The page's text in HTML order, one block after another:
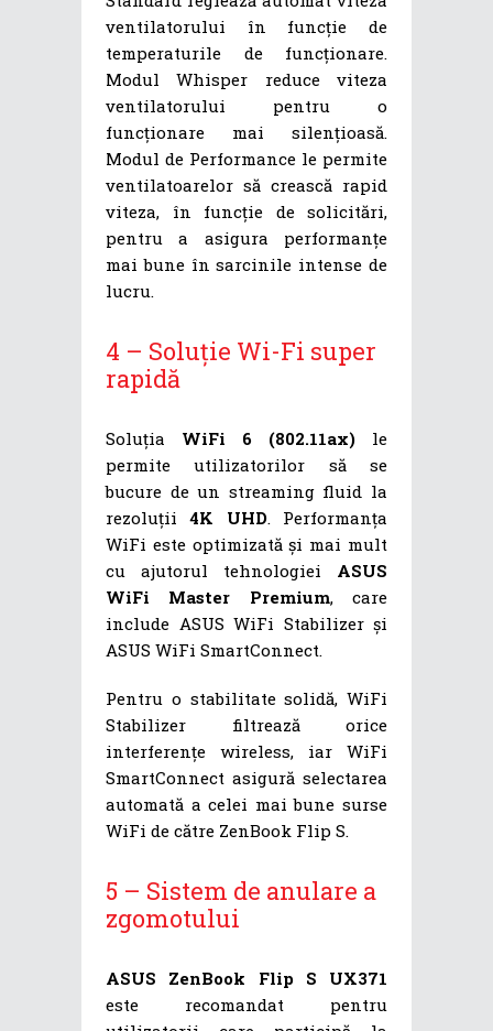
ventilatorului în funcție de
temperaturile de funcționare.
Modul Whisper reduce viteza
ventilatorului pentru o
funcționare mai silențioasă.
Modul de Performance le permite
ventilatoarelor să crească rapid
viteza, în funcție de solicitări,
pentru a asigura performanțe
mai bune în sarcinile intense de
lucru.
4 – Soluție Wi-Fi super
rapidă
Soluția WiFi 6 (802.11ax) le
permite utilizatorilor să se
bucure de un streaming fluid la
rezoluții4K UHD. Performanța
WiFi este optimizată și mai mult
cu ajutorul tehnologiei ASUS
WiFi Master Premium, care
include ASUS WiFi Stabilizer și
ASUS WiFi SmartConnect.
Pentru o stabilitate solidă, WiFi
Stabilizer filtrează orice
interferențe wireless, iar WiFi
SmartConnect asigură selectarea
automată a celei mai bune surse
WiFi de către ZenBook Flip S.
5 – Sistem de anulare a
zgomotului
ASUS ZenBook Flip S UX371
este recomandat pentru